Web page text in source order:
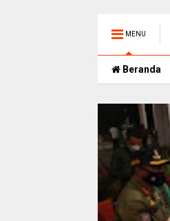
MENU
Beranda